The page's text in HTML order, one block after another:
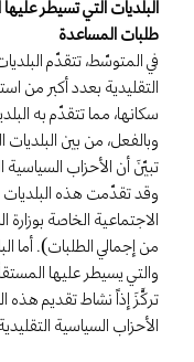
البلديات التي تسيطر
طلبات المساعدة
في المتوسّط، تتقدّم
التقليدية بعدد أكبر من
سكانها، مما تتقدّم به
وبالفعل، من بين البلديات
تبيّنَ أن الأحزاب
وقد تقدّمت هذه البلديات
والتي يسيطر عليها
تركَّزَ إذاً نشاط تقديم هذه
الأحزاب السياسية